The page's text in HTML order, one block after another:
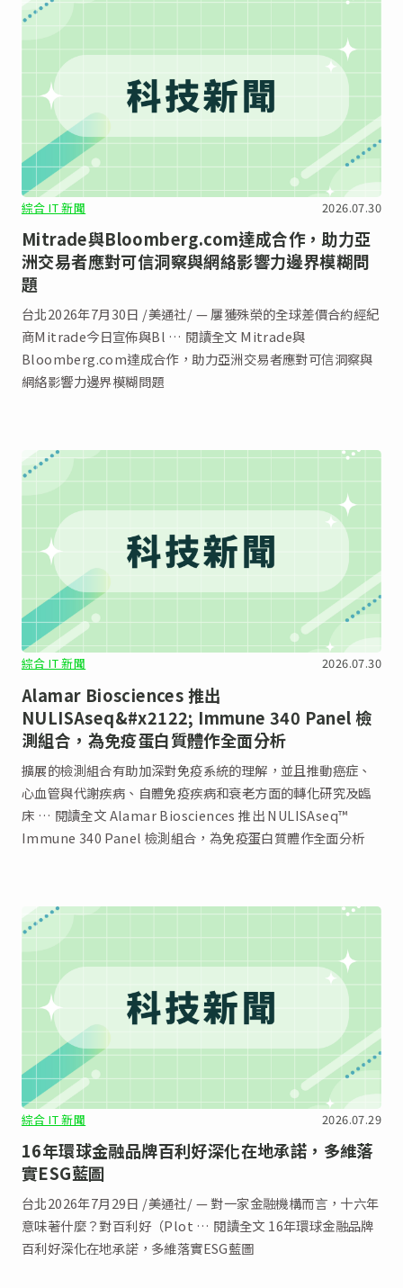
綜合 IT 新聞 2026.07.30
Mitrade與Bloomberg.com達成合作，助力亞
洲交易者應對可信洞察與網絡影響力邊界模糊問
題
台北2026年7月30日 /美通社/ — 屢獲殊榮的全球差價合約經紀
商Mitrade今日宣佈與Bl … 閱讀全文 Mitrade與
Bloomberg.com達成合作，助力亞洲交易者應對可信洞察與
網絡影響力邊界模糊問題
綜合 IT 新聞 2026.07.30
Alamar Biosciences 推出
NULISAseq&#x2122; Immune 340 Panel 檢
測組合，為免疫蛋白質體作全面分析
擴展的檢測組合有助加深對免疫系統的理解，並且推動癌症、
心血管與代謝疾病、自體免疫疾病和衰老方面的轉化研究及臨
床 … 閱讀全文 Alamar Biosciences 推出 NULISAseq™
Immune 340 Panel 檢測組合，為免疫蛋白質體作全面分析
綜合 IT 新聞 2026.07.29
16年環球金融品牌百利好深化在地承諾，多維落
實ESG藍圖
台北2026年7月29日 /美通社/ — 對一家金融機構而言，十六年
意味著什麼？對百利好（Plot … 閱讀全文 16年環球金融品牌
百利好深化在地承諾，多維落實ESG藍圖